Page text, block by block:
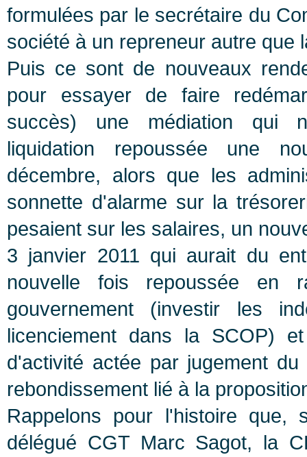
formulées par le secrétaire du
société à un repreneur autre que
Puis ce sont de nouveaux
pour essayer de faire
succès) une médiation qui
liquidation repoussée une
décembre, alors que les
sonnette d'alarme sur la
pesaient sur les salaires, un
3 janvier 2011 qui aurait du
nouvelle fois repoussée en
gouvernement (investir les
licenciement dans la SCOP)
d'activité actée par jugement
rebondissement lié à la
Rappelons pour l'histoire que,
délégué CGT Marc Sagot, la